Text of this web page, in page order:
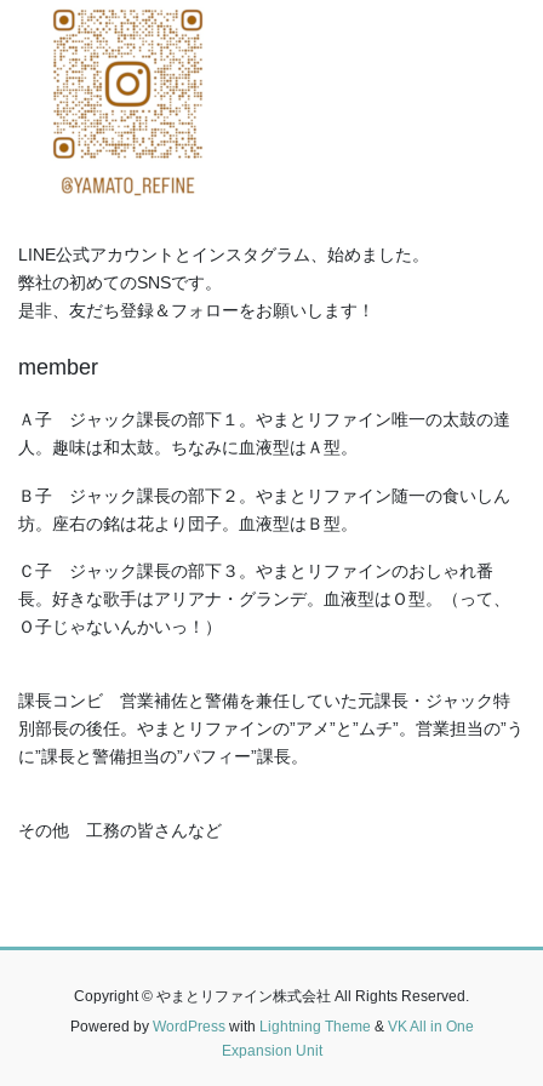
LINE公式アカウントとインスタグラム、始めました。
弊社の初めてのSNSです。
是非、友だち登録＆フォローをお願いします！
member
Ａ子 ジャック課長の部下１。やまとリファイン唯一の太鼓の達
人。趣味は和太鼓。ちなみに血液型はＡ型。
Ｂ子 ジャック課長の部下２。やまとリファイン随一の食いしん
坊。座右の銘は花より団子。血液型はＢ型。
Ｃ子 ジャック課長の部下３。やまとリファインのおしゃれ番
長。好きな歌手はアリアナ・グランデ。血液型はＯ型。（って、
Ｏ子じゃないんかいっ！）
課長コンビ 営業補佐と警備を兼任していた元課長・ジャック特
別部長の後任。やまとリファインの”アメ”と”ムチ”。営業担当の”う
に”課長と警備担当の”パフィー”課長。
その他 工務の皆さんなど
Copyright © やまとリファイン株式会社 All Rights Reserved.
Powered by WordPresswith Lightning Theme & VK All in One
Expansion Unit